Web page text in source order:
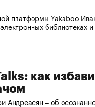
платформы Yakaboo
библиотеках
как
Андреасян – об